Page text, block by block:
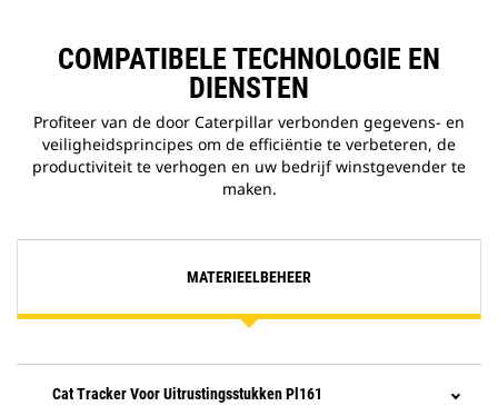
COMPATIBELE TECHNOLOGIE EN
DIENSTEN
Profiteer van de door Caterpillar verbonden gegevens- en
veiligheidsprincipes om de efficiëntie te verbeteren, de
productiviteit te verhogen en uw bedrijf winstgevender te
maken.
MATERIEELBEHEER
Cat Tracker Voor Uitrustingsstukken Pl161